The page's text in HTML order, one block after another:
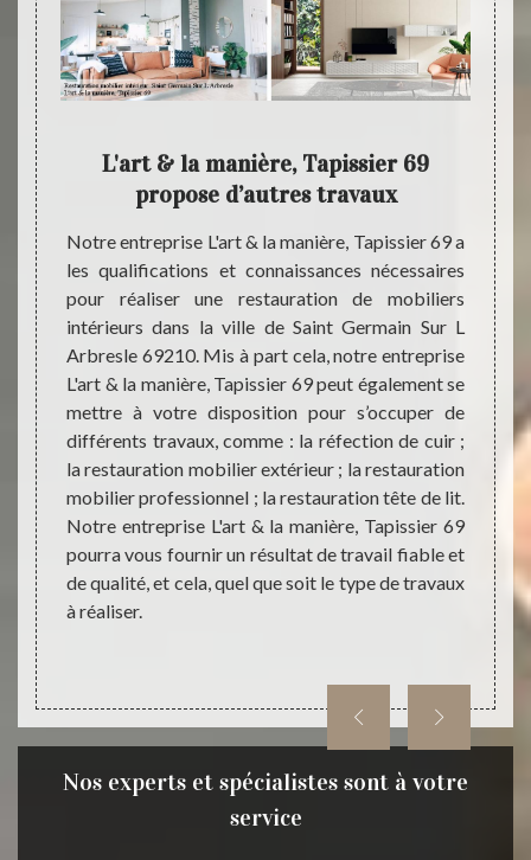
à
de
à
& la
& la
une
et
vous
sera
à
69
L'art & la manière, Tapissier 69
propose d’autres travaux
Notre entreprise L'art & la manière, Tapissier 69 a
les qualifications et connaissances nécessaires
pour réaliser une restauration de mobiliers
intérieurs dans la ville de Saint Germain Sur L
Arbresle 69210. Mis à part cela, notre entreprise
L'art & la manière, Tapissier 69 peut également se
mettre à votre disposition pour s’occuper de
différents travaux, comme : la réfection de cuir ;
la restauration mobilier extérieur ; la restauration
mobilier professionnel ; la restauration tête de lit.
Notre entreprise L'art & la manière, Tapissier 69
pourra vous fournir un résultat de travail fiable et
de qualité, et cela, quel que soit le type de travaux
à réaliser.
ville
en
toute
Nos experts et spécialistes sont à votre
service